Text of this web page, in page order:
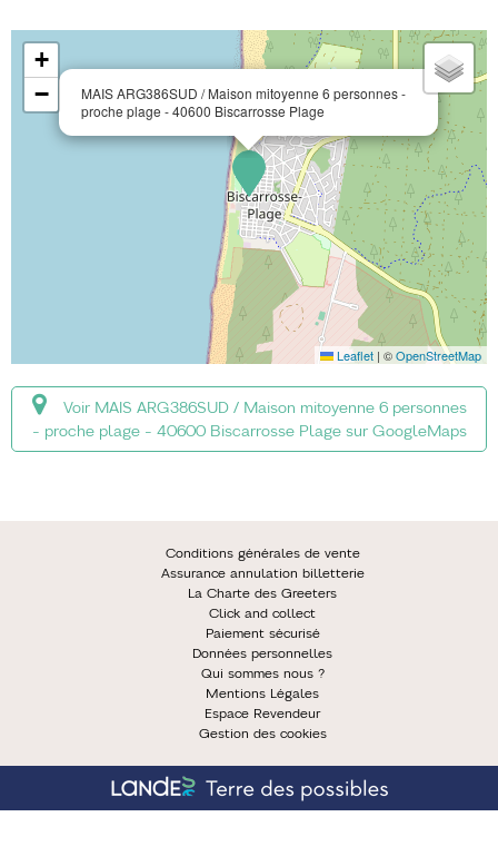
MAIS ARG386SUD / Maison mitoyenne 6 personnes -
proche plage - 40600 Biscarrosse Plage
+
−
Leaflet | ©OpenStreetMap
Voir MAIS ARG386SUD / Maison mitoyenne 6 personnes
- proche plage - 40600 Biscarrosse Plage sur GoogleMaps
Conditions générales de vente
Assurance annulation billetterie
La Charte des Greeters
Click and collect
Paiement sécurisé
Données personnelles
Qui sommes nous ?
Mentions Légales
Espace Revendeur
Gestion des cookies